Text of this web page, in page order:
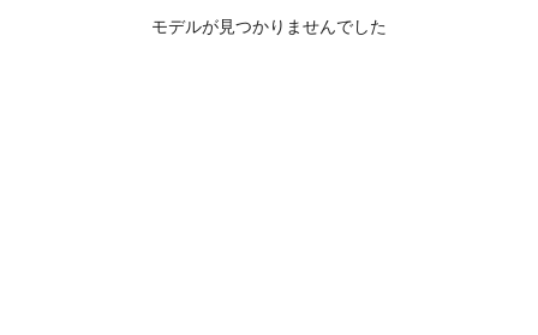
モデルが見つかりませんでした